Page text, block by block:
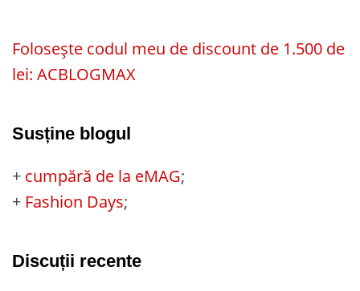
Folosește codul meu de discount de 1.500 de
lei: ACBLOGMAX
Susține blogul
+ cumpără de la eMAG;
+ Fashion Days;
Discuții recente